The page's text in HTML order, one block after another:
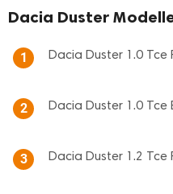
Dacia Duster
1 Dacia Duster 1.0 Tce
2 Dacia Duster 1.0 Tce
3 Dacia Duster 1.2 Tce